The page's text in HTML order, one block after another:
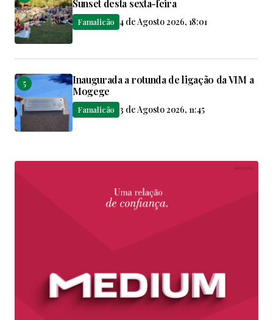
Sunset desta sexta-feira
Famalicão 4 de Agosto 2026, 18:01
Inaugurada a rotunda de ligação da VIM a
Mogege
Famalicão 3 de Agosto 2026, 11:45